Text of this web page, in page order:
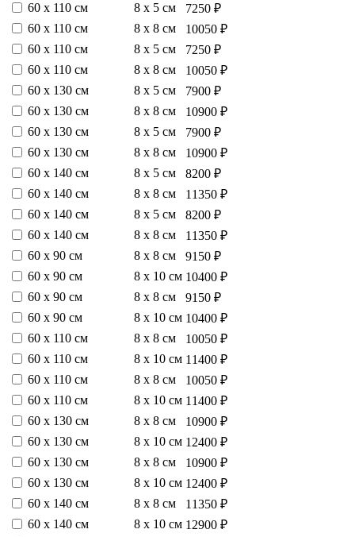
60 х 110 см
8 х 5 см
7250 ₽
60 х 110 см
8 х 8 см
10050 ₽
60 х 110 см
8 х 5 см
7250 ₽
60 х 110 см
8 х 8 см
10050 ₽
60 х 130 см
8 х 5 см
7900 ₽
60 х 130 см
8 х 8 см
10900 ₽
60 х 130 см
8 х 5 см
7900 ₽
60 х 130 см
8 х 8 см
10900 ₽
60 х 140 см
8 х 5 см
8200 ₽
60 х 140 см
8 х 8 см
11350 ₽
60 х 140 см
8 х 5 см
8200 ₽
60 х 140 см
8 х 8 см
11350 ₽
60 х 90 см
8 х 8 см
9150 ₽
60 х 90 см
8 х 10 см 10400 ₽
60 х 90 см
8 х 8 см
9150 ₽
60 х 90 см
8 х 10 см 10400 ₽
60 х 110 см
8 х 8 см
10050 ₽
60 х 110 см
8 х 10 см 11400 ₽
60 х 110 см
8 х 8 см
10050 ₽
60 х 110 см
8 х 10 см 11400 ₽
60 х 130 см
8 х 8 см
10900 ₽
60 х 130 см
8 х 10 см 12400 ₽
60 х 130 см
8 х 8 см
10900 ₽
60 х 130 см
8 х 10 см 12400 ₽
60 х 140 см
8 х 8 см
11350 ₽
60 х 140 см
8 х 10 см 12900 ₽